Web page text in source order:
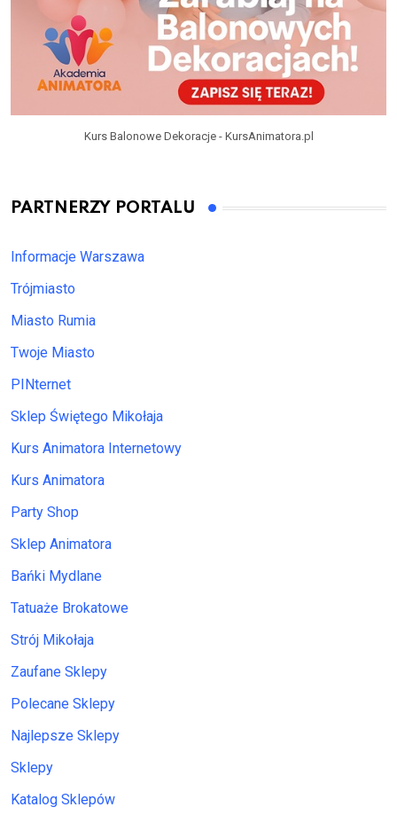
Kurs Balonowe Dekoracje - KursAnimatora.pl
PARTNERZY PORTALU
Informacje Warszawa
Trójmiasto
Miasto Rumia
Twoje Miasto
PINternet
Sklep Świętego Mikołaja
Kurs Animatora Internetowy
Kurs Animatora
Party Shop
Sklep Animatora
Bańki Mydlane
Tatuaże Brokatowe
Strój Mikołaja
Zaufane Sklepy
Polecane Sklepy
Najlepsze Sklepy
Sklepy
Katalog Sklepów